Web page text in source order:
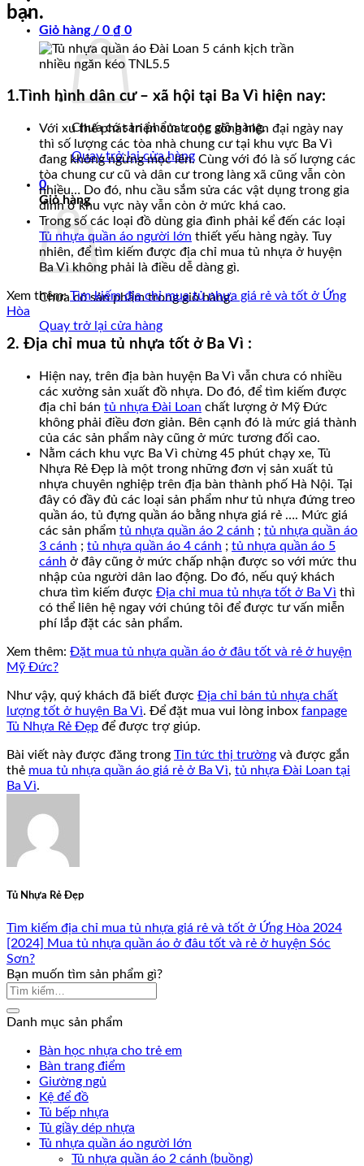
Giỏ hàng / 0 ₫ 0
Chưa có sản phẩm trong giỏ hàng.
Quay trở lại cửa hàng
0
Giỏ hàng
Chưa có sản phẩm trong giỏ hàng.
Quay trở lại cửa hàng
bạn.
1.Tình hình dân cư – xã hội tại Ba Vì hiện nay:
Với xu thế phát triển của cuộc sống hiện đại ngày nay
thì số lượng các tòa nhà chung cư tại khu vực Ba Vì
đang không ngừng mọc lên. Cùng với đó là số lượng các
tòa chung cư cũ và dân cư trong làng xã cũng vẫn còn
nhiều… Do đó, nhu cầu sắm sửa các vật dụng trong gia
đình ở khu vực này vẫn còn ở mức khá cao.
Trong số các loại đồ dùng gia đình phải kể đến các loại
Tủ nhựa quần áo người lớn thiết yếu hàng ngày. Tuy
nhiên, để tìm kiếm được địa chỉ mua tủ nhựa ở huyện
Ba Vì không phải là điều dễ dàng gì.
Xem thêm:Tìm kiếm địa chỉ mua tủ nhựa giá rẻ và tốt ở Ứng
Hòa
2. Địa chỉ mua tủ nhựa tốt ở Ba Vì :
Hiện nay, trên địa bàn huyện Ba Vì vẫn chưa có nhiều
các xưởng sản xuất đồ nhựa. Do đó, để tìm kiếm được
địa chỉ bán tủ nhựa Đài Loan chất lượng ở Mỹ Đức
không phải điều đơn giản. Bên cạnh đó là mức giá thành
của các sản phẩm này cũng ở mức tương đối cao.
Nằm cách khu vực Ba Vì chừng 45 phút chạy xe, Tủ
Nhựa Rẻ Đẹp là một trong những đơn vị sản xuất tủ
nhựa chuyên nghiệp trên địa bàn thành phố Hà Nội. Tại
đây có đầy đủ các loại sản phẩm như tủ nhựa đứng treo
quần áo, tủ đựng quần áo bằng nhựa giá rẻ …. Mức giá
các sản phẩm tủ nhựa quần áo 2 cánh ; tủ nhựa quần áo
3 cánh ; tủ nhựa quần áo 4 cánh ; tủ nhựa quần áo 5
cánh ở đây cũng ở mức chấp nhận được so với mức thu
nhập của người dân lao động. Do đó, nếu quý khách
chưa tìm kiếm được Địa chỉ mua tủ nhựa tốt ở Ba Vì thì
có thể liên hệ ngay với chúng tôi để được tư vấn miễn
phí lắp đặt các sản phẩm.
Xem thêm: Đặt mua tủ nhựa quần áo ở đâu tốt và rẻ ở huyện
Mỹ Đức?
Như vậy, quý khách đã biết được Địa chỉ bán tủ nhựa chất
lượng tốt ở huyện Ba Vì. Để đặt mua vui lòng inbox fanpage
Tủ Nhựa Rẻ Đẹp để được trợ giúp.
Bài viết này được đăng trong Tin tức thị trường và được gắn
thẻ mua tủ nhựa quần áo giá rẻ ở Ba Vì, tủ nhựa Đài Loan tại
Ba Vì.
Tủ Nhựa Rẻ Đẹp
Tìm kiếm địa chỉ mua tủ nhựa giá rẻ và tốt ở Ứng Hòa 2024
[2024] Mua tủ nhựa quần áo ở đâu tốt và rẻ ở huyện Sóc
Sơn?
Bạn muốn tìm sản phẩm gì?
Danh mục sản phẩm
Bàn học nhựa cho trẻ em
Bàn trang điểm
Giường ngủ
Kệ để đồ
Tủ bếp nhựa
Tủ giầy dép nhựa
Tủ nhựa quần áo người lớn
Tủ nhựa quần áo 2 cánh (buồng)